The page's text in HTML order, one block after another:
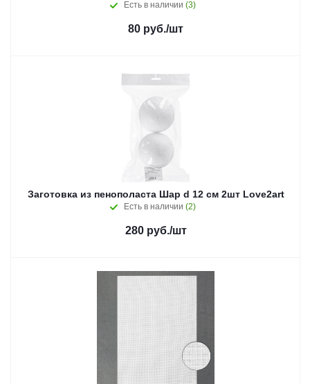
Есть в наличии (3)
80 руб./шт
Заготовка из пенополаста Шар d 12 см 2шт Love2art
Есть в наличии (2)
280руб./шт